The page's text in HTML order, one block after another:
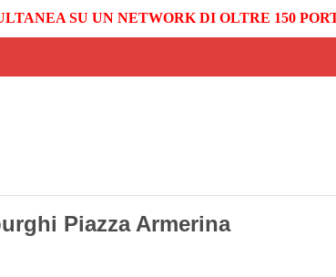
SU UN NETWORK DI OLTRE 150
Piazza Armerina